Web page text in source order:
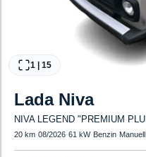
1 15
Lada Niva
NIVA LEGEND "PREMIUM
20 km·08/2026·61 kW· Benzin· Manuell